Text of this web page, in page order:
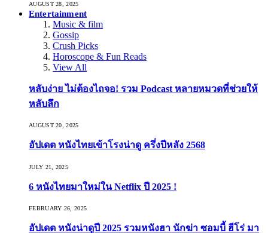
AUGUST 28, 2025
Entertainment
Music & film
Gossip
Crush Picks
Horoscope & Fun Reads
View All
หลับง่าย ไม่ต้องไถจอ! รวม Podcast หลายหมวดที่ช่วยให้
หลับลึก
AUGUST 20, 2025
อัปเดต หนังไทยเข้าโรงน่าดู ครึ่งปีหลัง 2568
JULY 21, 2025
6 หนังไทยมาใหม่ใน Netflix ปี 2025 !
FEBRUARY 26, 2025
อัปเดต หนังน่าดูปี 2025 รวมหนังฮา นักฆ่า ซอมบี้ ฮีโร่ มา